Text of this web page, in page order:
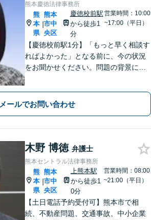
熊本慶徳法律事務所
熊
本
県
|
熊本
市中
央区
慶徳校前駅
から徒歩1
分
営業時間：10:00
~17:00（平日）
【慶徳校前駅1分】「もっと早く相談す
ればよかった」となる前に、今の状況
をお聞かせください。問題の背景にも
間面談可】
メールでお問い合わせ
木野 博徳 弁護士
熊本セントラル法律事務所
熊
本
県
|
熊本
市中
央区
上熊本駅
から徒歩1
0分
営業時間：08:00
~21:00（平日）
【土日電話予約受付可】熊本市で相
続、不動産問題、交通事故、中小企業